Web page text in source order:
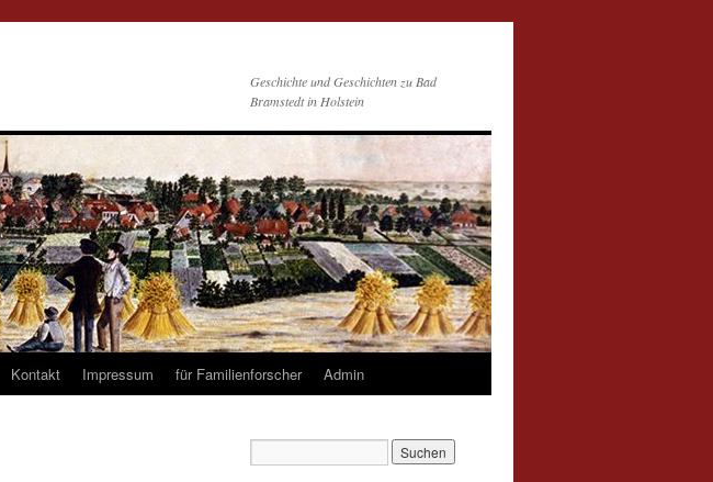
Geschichte und Geschichten zu Bad
Bramstedt in Holstein
Kontakt Impressum für Familienforscher Admin